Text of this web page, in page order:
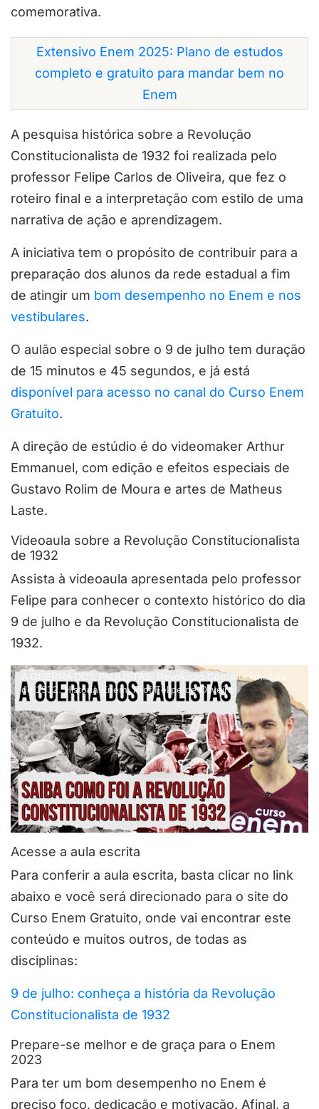
comemorativa.
Extensivo Enem 2025: Plano de estudos
completo e gratuito para mandar bem no
Enem
A pesquisa histórica sobre a Revolução
Constitucionalista de 1932 foi realizada pelo
professor Felipe Carlos de Oliveira, que fez o
roteiro final e a interpretação com estilo de uma
narrativa de ação e aprendizagem.
A iniciativa tem o propósito de contribuir para a
preparação dos alunos da rede estadual a fim
de atingir um bom desempenho no Enem e nos
vestibulares.
O aulão especial sobre o 9 de julho tem duração
de 15 minutos e 45 segundos, e já está
disponível para acesso no canal do Curso Enem
Gratuito.
A direção de estúdio é do videomaker Arthur
Emmanuel, com edição e efeitos especiais de
Gustavo Rolim de Moura e artes de Matheus
Laste.
Videoaula sobre a Revolução Constitucionalista
de 1932
Assista à videoaula apresentada pelo professor
Felipe para conhecer o contexto histórico do dia
9 de julho e da Revolução Constitucionalista de
1932.
A GUERRA DOS PAULISTAS: Revolução Constitucionalista
de 1932. História Enem. Prof Felipe de Oliveira
Acesse a aula escrita
Para conferir a aula escrita, basta clicar no link
abaixo e você será direcionado para o site do
Curso Enem Gratuito, onde vai encontrar este
conteúdo e muitos outros, de todas as
disciplinas:
9 de julho: conheça a história da Revolução
Constitucionalista de 1932
Prepare-se melhor e de graça para o Enem
2023
Para ter um bom desempenho no Enem é
preciso foco, dedicação e motivação. Afinal, a